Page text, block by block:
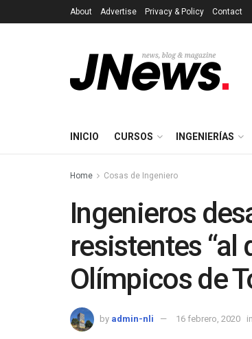
About Advertise Privacy & Policy Contact
INICIO CURSOS INGENIERÍAS
Home Cosas de Ingeniero
Ingenieros
resistentes “al
Olímpicos de
by admin-nli 16 febrero, 2020 in